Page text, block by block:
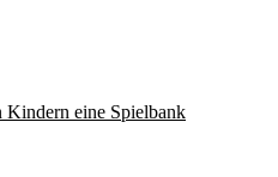
Kindern eine Spielbank